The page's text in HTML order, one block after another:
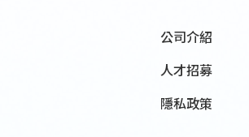
公司介紹
人才招募
隱私政策